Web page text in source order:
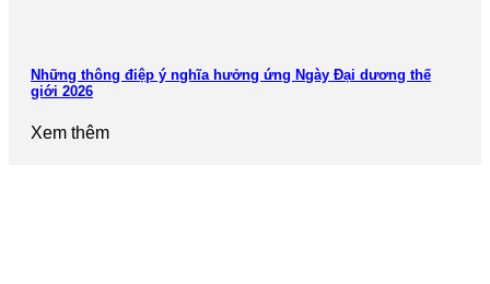
Những thông điệp ý nghĩa hưởng ứng Ngày Đại dương thế
giới 2026
Xem thêm